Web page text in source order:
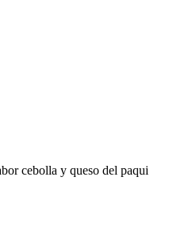
cebolla y queso del paqui